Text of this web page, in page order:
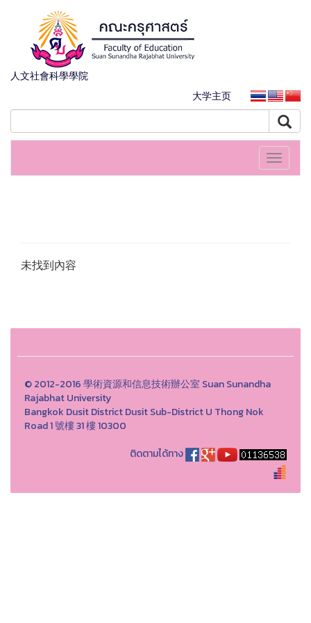
人文社會科學學院
大学主页
Toggle
未找到內容
© 2012-2016 學術資源和信息技術辦公室 Suan Sunandha
Rajabhat University
Bangkok Dusit District Dusit Sub-District U Thong Nok
Road 1 號樓 31 樓 10300
ติดตามได้ทาง